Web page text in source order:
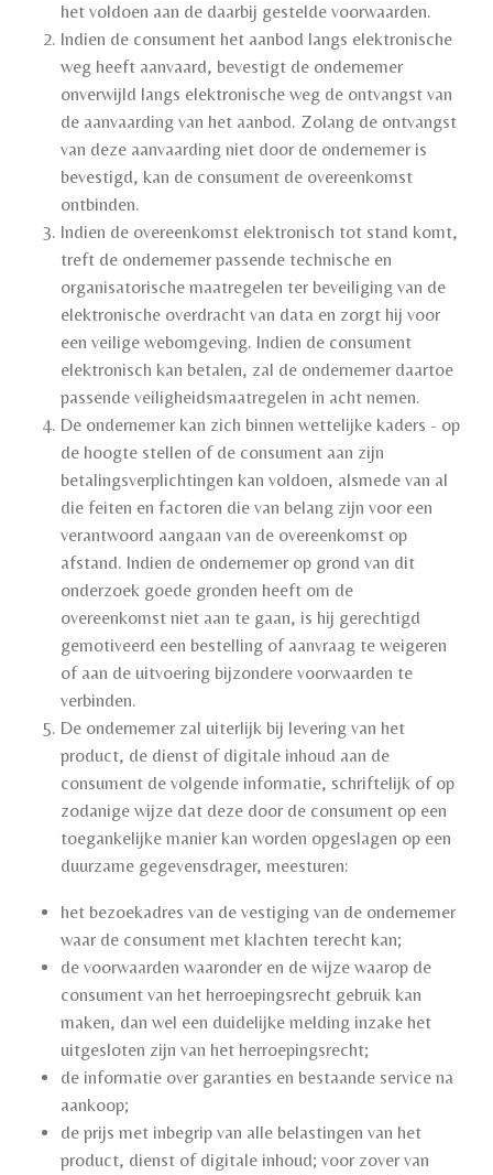
het voldoen aan de daarbij gestelde voorwaarden.
Indien de consument het aanbod langs elektronische
weg heeft aanvaard, bevestigt de ondernemer
onverwijld langs elektronische weg de ontvangst van
de aanvaarding van het aanbod. Zolang de ontvangst
van deze aanvaarding niet door de ondernemer is
bevestigd, kan de consument de overeenkomst
ontbinden.
Indien de overeenkomst elektronisch tot stand komt,
treft de ondernemer passende technische en
organisatorische maatregelen ter beveiliging van de
elektronische overdracht van data en zorgt hij voor
een veilige webomgeving. Indien de consument
elektronisch kan betalen, zal de ondernemer daartoe
passende veiligheidsmaatregelen in acht nemen.
De ondernemer kan zich binnen wettelijke kaders - op
de hoogte stellen of de consument aan zijn
betalingsverplichtingen kan voldoen, alsmede van al
die feiten en factoren die van belang zijn voor een
verantwoord aangaan van de overeenkomst op
afstand. Indien de ondernemer op grond van dit
onderzoek goede gronden heeft om de
overeenkomst niet aan te gaan, is hij gerechtigd
gemotiveerd een bestelling of aanvraag te weigeren
of aan de uitvoering bijzondere voorwaarden te
verbinden.
De ondernemer zal uiterlijk bij levering van het
product, de dienst of digitale inhoud aan de
consument de volgende informatie, schriftelijk of op
zodanige wijze dat deze door de consument op een
toegankelijke manier kan worden opgeslagen op een
duurzame gegevensdrager, meesturen:
het bezoekadres van de vestiging van de ondernemer
waar de consument met klachten terecht kan;
de voorwaarden waaronder en de wijze waarop de
consument van het herroepingsrecht gebruik kan
maken, dan wel een duidelijke melding inzake het
uitgesloten zijn van het herroepingsrecht;
de informatie over garanties en bestaande service na
aankoop;
de prijs met inbegrip van alle belastingen van het
product, dienst of digitale inhoud; voor zover van